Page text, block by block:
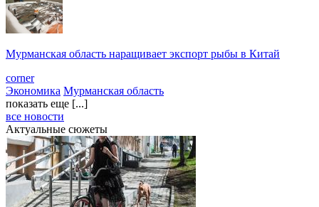
Мурманская область наращивает экспорт рыбы в Китай
corner
Экономика Мурманская область
показать еще [...]
все новости
Актуальные сюжеты